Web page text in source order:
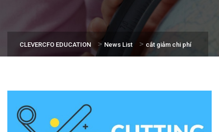
CLEVERCFO EDUCATION > News List > cắt giảm chi phí